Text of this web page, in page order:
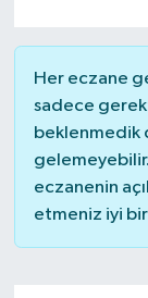
Her eczane
sadece
beklenmedik
eczanenin
etmeniz iyi